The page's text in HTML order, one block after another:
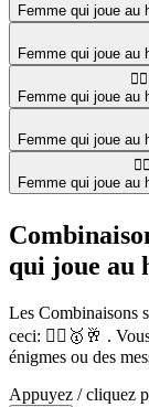
Femme qui joue au
Femme qui joue au
Femme qui joue au
Femme qui joue au
Femme qui joue au
qui joue au
Les Combinaisons
ceci: 🤾‍♀️🥇🥂 .
énigmes ou des
Appuyez / cliquez